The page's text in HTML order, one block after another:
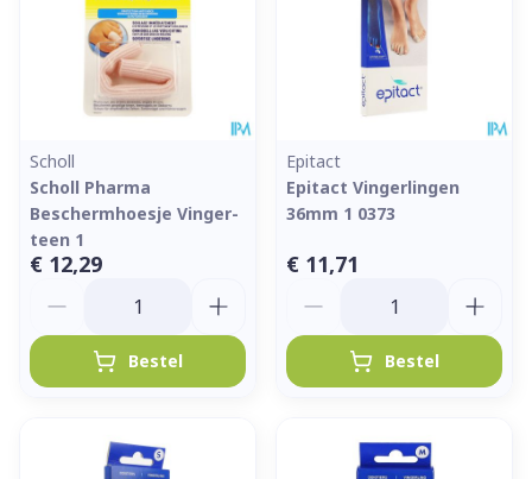
Scholl
Scholl Pharma
Beschermhoesje Vinger-
teen 1
€ 12,29
Bestel
Epitact
Epitact Vingerlingen
36mm 1 0373
€ 11,71
Bestel